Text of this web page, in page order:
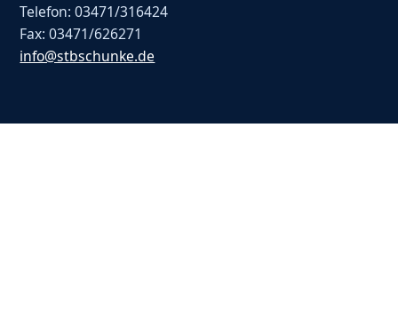
Telefon: 03471/316424
Fax: 03471/626271
info@stbschunke.de